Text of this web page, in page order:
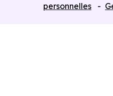
personnelles